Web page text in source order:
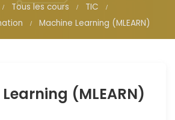
Tous les cours
TIC
Machine Learning (MLEARN)
(MLEARN)